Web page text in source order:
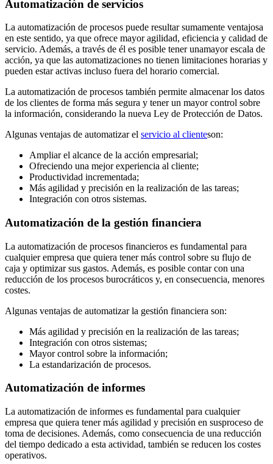
Automatización de servicios
La automatización de procesos puede resultar sumamente ventajosa
en este sentido, ya que ofrece mayor agilidad, eficiencia y calidad de
servicio. Además, a través de él es posible tener unamayor escala de
acción, ya que las automatizaciones no tienen limitaciones horarias y
pueden estar activas incluso fuera del horario comercial.
La automatización de procesos también permite almacenar los datos
de los clientes de forma más segura y tener un mayor control sobre
la información, considerando la nueva Ley de Protección de Datos.
Algunas ventajas de automatizar el servicio al clienteson:
Ampliar el alcance de la acción empresarial;
Ofreciendo una mejor experiencia al cliente;
Productividad incrementada;
Más agilidad y precisión en la realización de las tareas;
Integración con otros sistemas.
Automatización de la gestión financiera
La automatización de procesos financieros es fundamental para
cualquier empresa que quiera tener más control sobre su flujo de
caja y optimizar sus gastos. Además, es posible contar con una
reducción de los procesos burocráticos y, en consecuencia, menores
costes.
Algunas ventajas de automatizar la gestión financiera son:
Más agilidad y precisión en la realización de las tareas;
Integración con otros sistemas;
Mayor control sobre la información;
La estandarización de procesos.
Automatización de informes
La automatización de informes es fundamental para cualquier
empresa que quiera tener más agilidad y precisión en susproceso de
toma de decisiones. Además, como consecuencia de una reducción
del tiempo dedicado a esta actividad, también se reducen los costes
operativos.